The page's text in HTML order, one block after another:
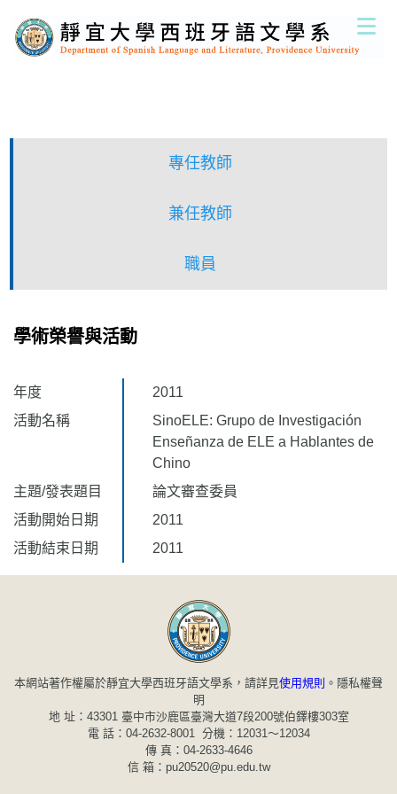
到
主
專任教師
兼任教師
職員
學術榮譽與活動
年度
2011
活動名稱
SinoELE: Grupo de Investigación
Enseñanza de ELE a Hablantes de
Chino
主題/發表題目
論文審查委員
活動開始日期
2011
活動結束日期
2011
本網站著作權屬於靜宜大學西班牙語文學系，請詳見使用規則 。 隱私權聲
明
地 址：43301 臺中市沙鹿區臺灣大道7段200號伯鐸樓303室
電 話：04-2632-8001 分機：12031～12034
傳 真：04-2633-4646
信 箱：pu20520@pu.edu.tw